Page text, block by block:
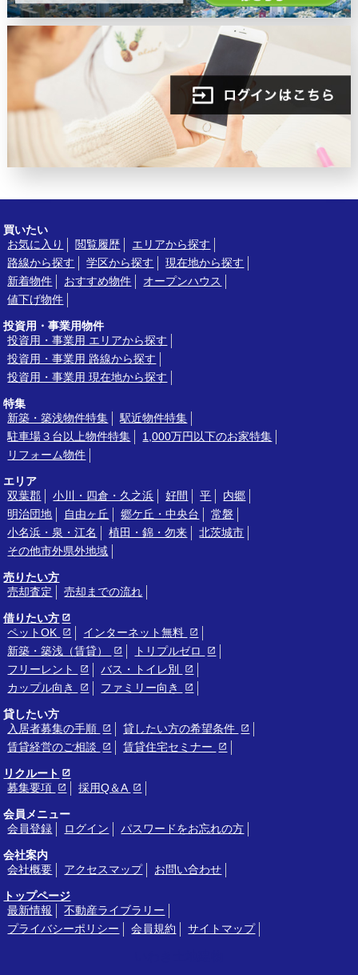
買いたい
お気に入り
閲覧履歴
エリアから探す
路線から探す
学区から探す
現在地から探す
新着物件
おすすめ物件
オープンハウス
値下げ物件
投資用・事業用物件
投資用・事業用 エリアから探す
投資用・事業用 路線から探す
投資用・事業用 現在地から探す
特集
新築・築浅物件特集
駅近物件特集
駐車場３台以上物件特集
1,000万円以下のお家特集
リフォーム物件
エリア
双葉郡
小川・四倉・久之浜 好間 平
内郷
明治団地
自由ヶ丘 郷ケ丘・中央台
常磐
小名浜・泉・江名
植田・錦・勿来
北茨城市
その他市外県外地域
売りたい方
売却査定
売却までの流れ
借りたい方
ペットOK
インターネット無料
新築・築浅（賃貸）
トリプルゼロ
フリーレント
バス・トイレ別
カップル向き
ファミリー向き
貸したい方
入居者募集の手順
貸したい方の希望条件
賃貸経営のご相談
賃貸住宅セミナー
リクルート
募集要項
採用Q＆A
会員メニュー
会員登録
ログイン パスワードをお忘れの方
会社案内
会社概要
アクセスマップ お問い合わせ
トップページ
最新情報
不動産ライブラリー
プライバシーポリシー
会員規約 サイトマップ